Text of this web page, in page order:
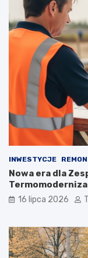
INWESTYCJE
Nowa era dla
16 lipca 2026